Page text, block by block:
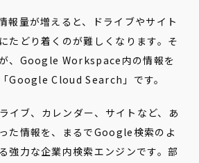
報量が増えると、ドライブやサイト
たどり着くのが難しくなります。そ
、Google Workspace内の情報を
Google Cloud Search」です。
イブ、カレンダー、サイトなど、あ
た情報を、まるでGoogle検索のよ
強力な企業内検索エンジンです。部